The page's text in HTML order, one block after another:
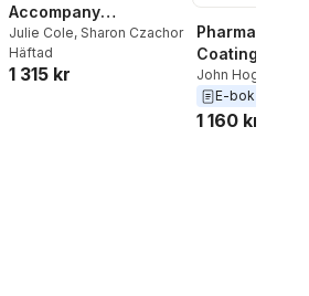
Accompany
Professional Sewing
Techniques for
Designers
Julie Cole, Sharon Czachor
Häftad
1 315 kr
Coating
John Hogan
Michael Aulton
E-bok
1 160 kr